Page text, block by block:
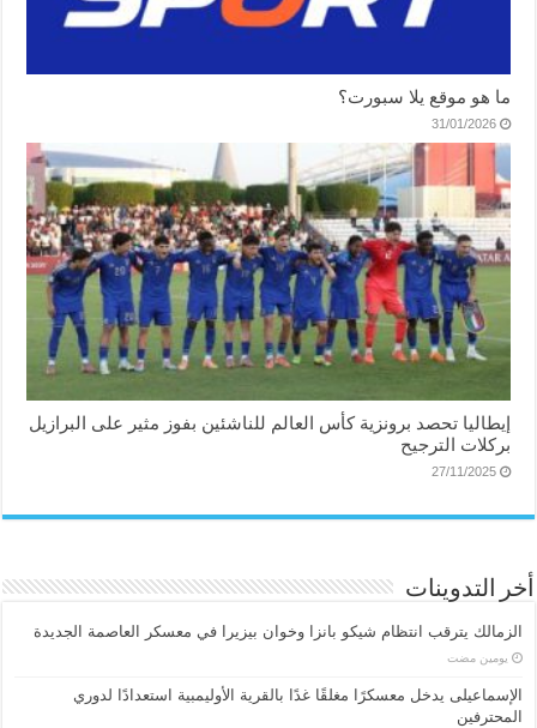
ما هو موقع يلا سبورت؟
31/01/2026
إيطاليا تحصد برونزية كأس العالم للناشئين بفوز مثير على البرازيل
بركلات الترجيح
27/11/2025
أخر التدوينات
الزمالك يترقب انتظام شيكو بانزا وخوان بيزيرا في معسكر العاصمة الجديدة
‏يومين مضت
الإسماعیلی یدخل معسكرًا مغلقًا غدًا بالقرية الأوليمبية استعدادًا لدوري
المحترفين